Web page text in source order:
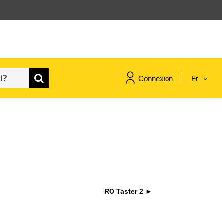
Connexion Fr
leadership du secteur public,
RO Taster 2 ►